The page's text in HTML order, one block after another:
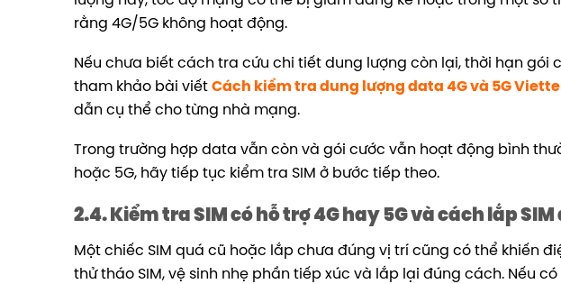
rằng 4G/5G không hoạt động.
Nếu chưa biết cách tra cứu chi tiết dung lượng còn lại, thời hạn gói
tham khảo bài viết Cách kiểm tra dung lượng data 4G và 5G
dẫn cụ thể cho từng nhà mạng.
Trong trường hợp data vẫn còn và gói cước vẫn hoạt động bình
hoặc 5G, hãy tiếp tục kiểm tra SIM ở bước tiếp theo.
2.4. Kiểm tra SIM có hỗ trợ 4G hay 5G và cách lắp
Một chiếc SIM quá cũ hoặc lắp chưa đúng vị trí cũng có thể khiến
thử tháo SIM, vệ sinh nhẹ phần tiếp xúc và lắp lại đúng cách. Nếu